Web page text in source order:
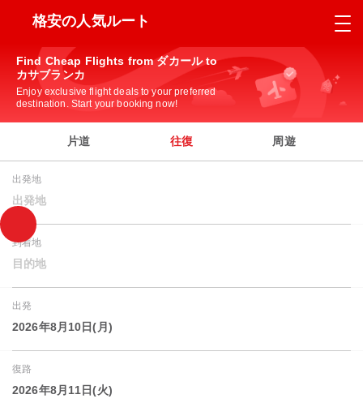
格安の人気ルート
Find Cheap Flights from ダカール to
カサブランカ
Enjoy exclusive flight deals to your preferred
destination. Start your booking now!
片道 往復 周遊
出発地
出発地
到着地
目的地
出発
2026年8月10日(月)
復路
2026年8月11日(火)